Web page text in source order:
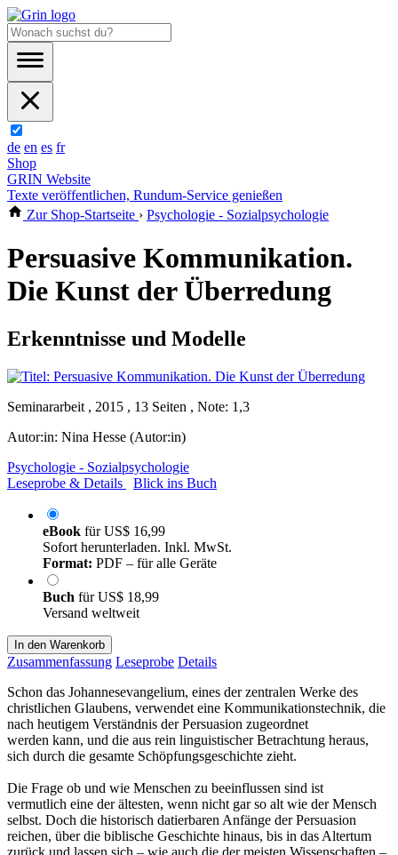
de en es fr
Shop
GRIN Website
Texte veröffentlichen, Rundum-Service genießen
Zur Shop-Startseite › Psychologie - Sozialpsychologie
Persuasive Kommunikation.
Die Kunst der Überredung
Erkenntnisse und Modelle
Seminararbeit , 2015 , 13 Seiten , Note: 1,3
Autor:in: Nina Hesse (Autor:in)
Psychologie - Sozialpsychologie
Leseprobe & Details
Blick ins Buch
eBook fürUS$ 16,99
Sofort herunterladen. Inkl. MwSt.
Format: PDF – für alle Geräte
Buch fürUS$ 18,99
Versand weltweit
In den Warenkorb
Zusammenfassung Leseprobe Details
Schon das Johannesevangelium, eines der zentralen Werke des
christlichen Glaubens, verwendet eine Kommunikationstechnik, die
nach heutigem Verständnis der Persuasion zugeordnet
werden kann, und die aus rein linguistischer Betrachtung heraus,
sich durch die gesamte Schöpfungsgeschichte zieht.
Die Frage ob und wie Menschen zu beeinflussen sind ist
vermutlich eine der ältesten, wenn nicht gar so alt wie der Mensch
selbst. Doch die historisch datierbaren Anfänge der Persuasion
reichen, über die biblische Geschichte hinaus, bis in das Altertum
zurück und lassen sich – wie auch die der meisten Wissenschaften –